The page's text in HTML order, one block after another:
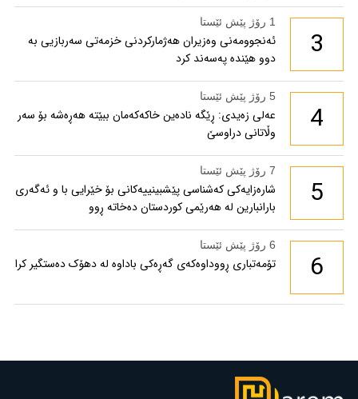
3
1 رۆژ پێش ئێستا
ئەنجوومەنی وەزیران هەژمارکردنی خزمەتی سەربازیی بە
دوو هێندە پەسەند کرد
4
5 رۆژ پێش ئێستا
عەلی زەیدی: ڕێگە نادەین خاکەکەمان ببێتە هەڕەشە بۆ سەر
وڵاتانی دراوسێ
5
7 رۆژ پێش ئێستا
شارەزایەکی کەشناسی پێشبینییەکانی بۆ خێرایی با و ئەگەری
بارانبارین لە هەرێمی کوردستان دەخاتە ڕوو
6
6 رۆژ پێش ئێستا
تۆمەتباری ڕووداوەکەی گەڕەکی باداوە لە دهۆک دەستگیر کرا